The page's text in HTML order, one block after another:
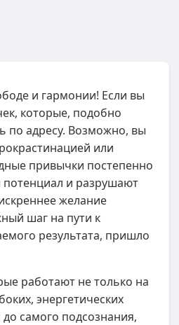
и гармонии! Если вы
которые, подобно
по адресу. Возможно, вы
или
привычки постепенно
и разрушают
желание
шаг на пути к
результата, пришло
работают не только на
энергетических
самого подсознания,